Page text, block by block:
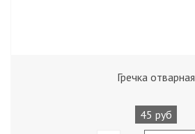
Гречка отварная
45 руб